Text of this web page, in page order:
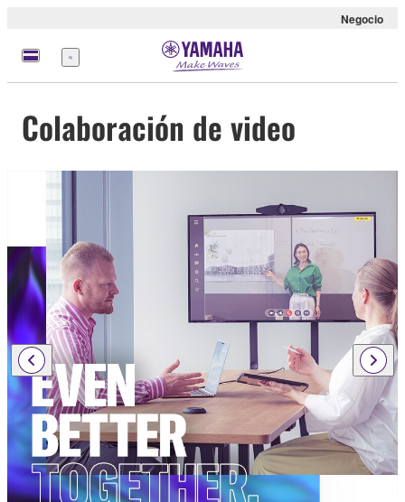
Negocio
Menú
Colaboración de video